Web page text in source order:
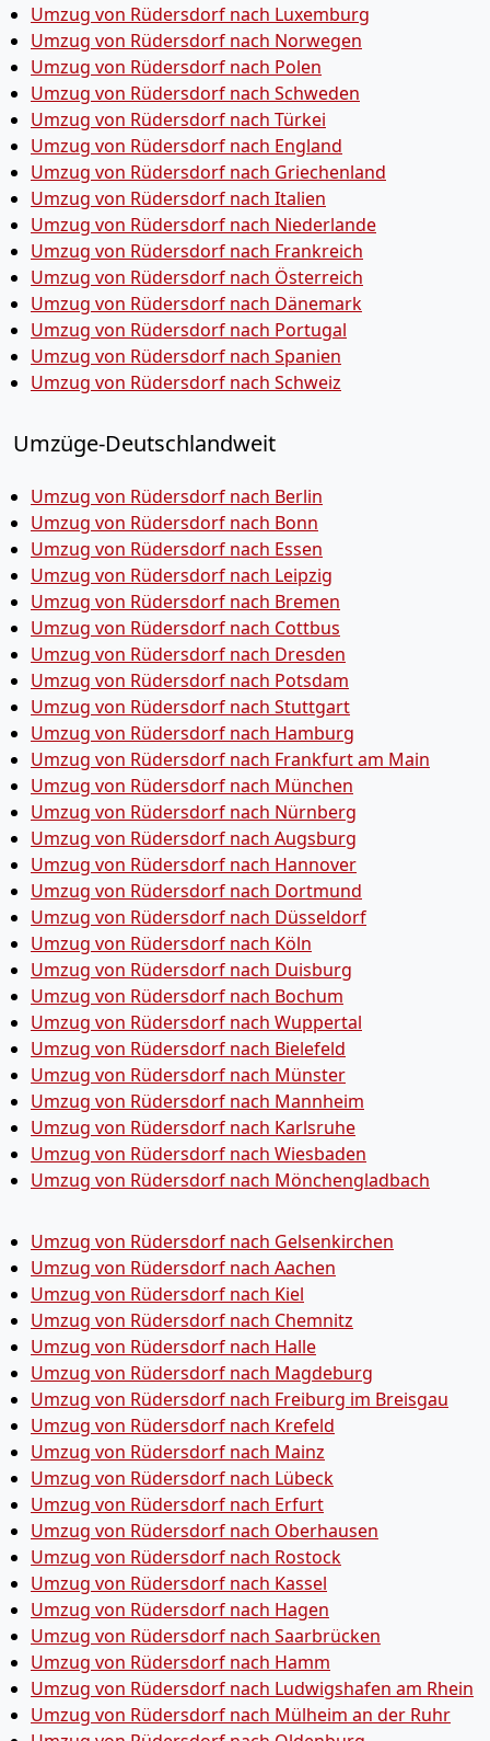
Umzug von Rüdersdorf nach Luxemburg
Umzug von Rüdersdorf nach Norwegen
Umzug von Rüdersdorf nach Polen
Umzug von Rüdersdorf nach Schweden
Umzug von Rüdersdorf nach Türkei
Umzug von Rüdersdorf nach England
Umzug von Rüdersdorf nach Griechenland
Umzug von Rüdersdorf nach Italien
Umzug von Rüdersdorf nach Niederlande
Umzug von Rüdersdorf nach Frankreich
Umzug von Rüdersdorf nach Österreich
Umzug von Rüdersdorf nach Dänemark
Umzug von Rüdersdorf nach Portugal
Umzug von Rüdersdorf nach Spanien
Umzug von Rüdersdorf nach Schweiz
Umzüge-Deutschlandweit
Umzug von Rüdersdorf nach Berlin
Umzug von Rüdersdorf nach Bonn
Umzug von Rüdersdorf nach Essen
Umzug von Rüdersdorf nach Leipzig
Umzug von Rüdersdorf nach Bremen
Umzug von Rüdersdorf nach Cottbus
Umzug von Rüdersdorf nach Dresden
Umzug von Rüdersdorf nach Potsdam
Umzug von Rüdersdorf nach Stuttgart
Umzug von Rüdersdorf nach Hamburg
Umzug von Rüdersdorf nach Frankfurt am Main
Umzug von Rüdersdorf nach München
Umzug von Rüdersdorf nach Nürnberg
Umzug von Rüdersdorf nach Augsburg
Umzug von Rüdersdorf nach Hannover
Umzug von Rüdersdorf nach Dortmund
Umzug von Rüdersdorf nach Düsseldorf
Umzug von Rüdersdorf nach Köln
Umzug von Rüdersdorf nach Duisburg
Umzug von Rüdersdorf nach Bochum
Umzug von Rüdersdorf nach Wuppertal
Umzug von Rüdersdorf nach Bielefeld
Umzug von Rüdersdorf nach Münster
Umzug von Rüdersdorf nach Mannheim
Umzug von Rüdersdorf nach Karlsruhe
Umzug von Rüdersdorf nach Wiesbaden
Umzug von Rüdersdorf nach Mönchen­gladbach
Umzug von Rüdersdorf nach Gelsenkirchen
Umzug von Rüdersdorf nach Aachen
Umzug von Rüdersdorf nach Kiel
Umzug von Rüdersdorf nach Chemnitz
Umzug von Rüdersdorf nach Halle
Umzug von Rüdersdorf nach Magdeburg
Umzug von Rüdersdorf nach Freiburg im Breisgau
Umzug von Rüdersdorf nach Krefeld
Umzug von Rüdersdorf nach Mainz
Umzug von Rüdersdorf nach Lübeck
Umzug von Rüdersdorf nach Erfurt
Umzug von Rüdersdorf nach Oberhausen
Umzug von Rüdersdorf nach Rostock
Umzug von Rüdersdorf nach Kassel
Umzug von Rüdersdorf nach Hagen
Umzug von Rüdersdorf nach Saarbrücken
Umzug von Rüdersdorf nach Hamm
Umzug von Rüdersdorf nach Ludwigshafen am Rhein
Umzug von Rüdersdorf nach Mülheim an der Ruhr